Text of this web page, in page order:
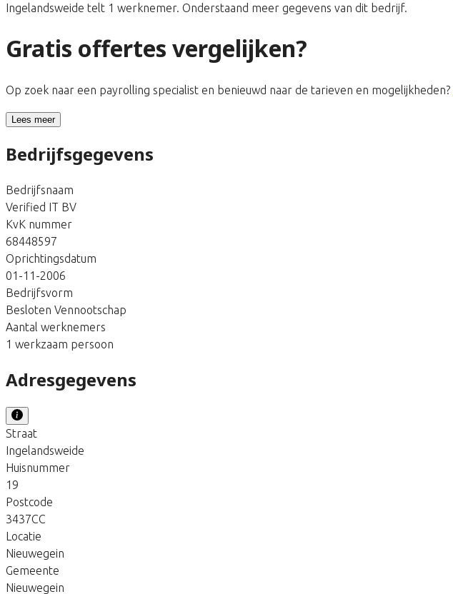
Ingelandsweide telt 1 werknemer. Onderstaand meer gegevens van dit bedrijf.
Gratis offertes vergelijken?
Op zoek naar een payrolling specialist en benieuwd naar de tarieven en mogelijkheden?
Lees meer
Bedrijfsgegevens
Bedrijfsnaam
Verified IT BV
KvK nummer
68448597
Oprichtingsdatum
01-11-2006
Bedrijfsvorm
Besloten Vennootschap
Aantal werknemers
1 werkzaam persoon
Adresgegevens
Straat
Ingelandsweide
Huisnummer
19
Postcode
3437CC
Locatie
Nieuwegein
Gemeente
Nieuwegein